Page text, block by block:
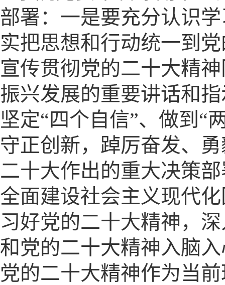
部署：一是要充分认识
实把思想和行动统一到
宣传贯彻党的二十大精
振兴发展的重要讲话和
坚定“四个自信”、做到“
守正创新，踔厉奋发、
二十大作出的重大决策
全面建设社会主义现代
习好党的二十大精神，
和党的二十大精神入脑
党的二十大精神作为当